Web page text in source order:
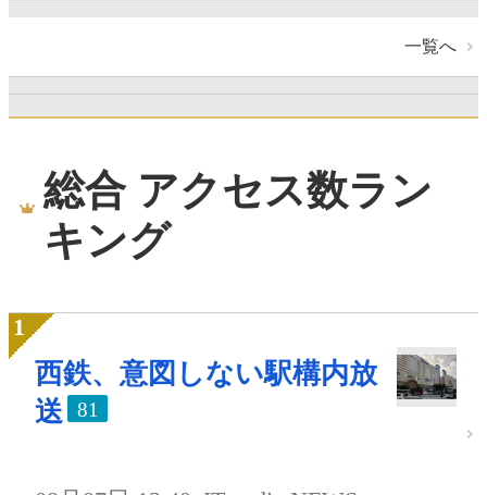
一覧へ
総合 アクセス数ラン
キング
西鉄、意図しない駅構内放
送
81